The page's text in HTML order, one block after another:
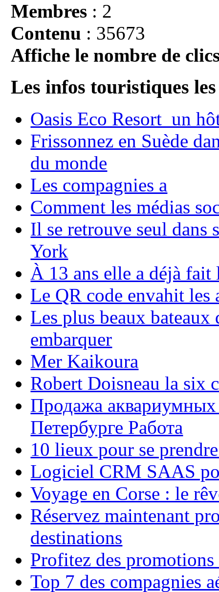
Membres : 2
Contenu : 35673
Affiche le nombre de
Les infos touristiques
Oasis Eco Resort un
Frissonnez en Suède
du monde
Les compagnies a
Comment les médias
Il se retrouve seul dans
York
À 13 ans elle a déjà
Le QR code envahit les
Les plus beaux bateaux
embarquer
Mer Kaikoura
Robert Doisneau la six
Продажа аквариумных
Петербурге Работа
10 lieux pour se
Logiciel CRM SAAS
Voyage en Corse : le
Réservez maintenant
destinations
Profitez des
Top 7 des compagnies